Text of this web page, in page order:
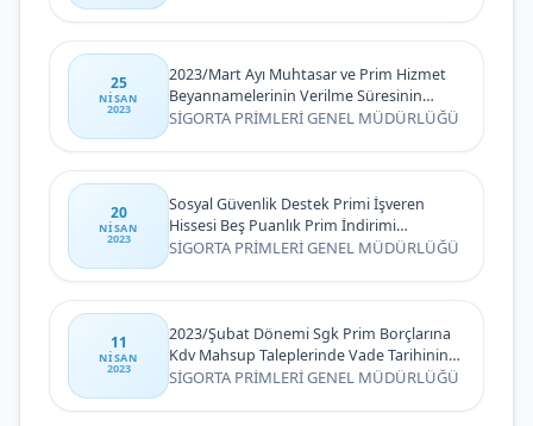
25
NISAN
2023
2023/Mart Ayı Muhtasar ve Prim Hizmet
Beyannamelerinin Verilme Süresinin
Uzatılması Hakkında Duyuru
SİGORTA PRİMLERİ GENEL MÜDÜRLÜĞÜ
20
NISAN
2023
Sosyal Güvenlik Destek Primi İşveren
Hissesi Beş Puanlık Prim İndirimi
Hakkında Duyuru
SİGORTA PRİMLERİ GENEL MÜDÜRLÜĞÜ
11
NISAN
2023
2023/Şubat Dönemi Sgk Prim Borçlarına
Kdv Mahsup Taleplerinde Vade Tarihinin
28/4/2023 Tarihine Kadar Uzatılması
SİGORTA PRİMLERİ GENEL MÜDÜRLÜĞÜ